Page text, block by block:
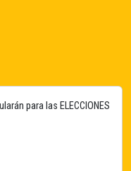
para las ELECCIONES